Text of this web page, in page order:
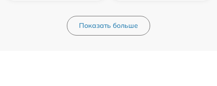
Показать больше